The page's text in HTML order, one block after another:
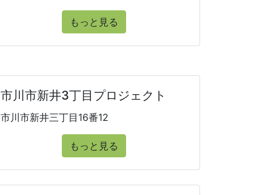
もっと見る
市川市新井3丁目プロジェクト
市川市新井三丁目16番12
もっと見る